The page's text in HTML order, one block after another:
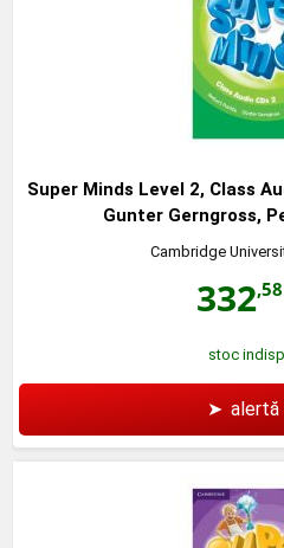
Super Minds Level 2, Class
Gunter Gerngross,
Cambridge
332,58
stoc
➤